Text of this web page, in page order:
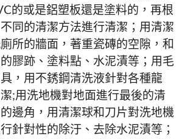
的或是鋁塑板還是塗料的，再根
同的清潔方法進行清潔；用清潔
所的牆面，著重瓷磚的空隙，和
膠跡、塗料點、水泥漬等；用毛
，用不銹鋼清洗液針對各種龍
;用洗地機對地面進行最後的清
邊角，用清潔球和刀片對洗地機
針對性的除汙、去除水泥漬等；